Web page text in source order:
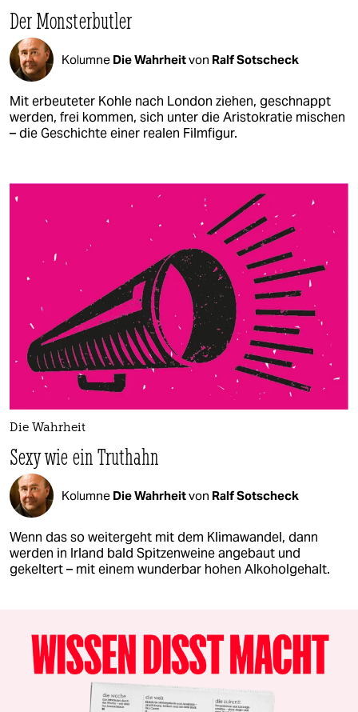
Der Monsterbutler
Kolumne Die Wahrheitvon Ralf Sotscheck
Mit erbeuteter Kohle nach London ziehen, geschnappt
werden, frei kommen, sich unter die Aristokratie mischen
– die Geschichte einer realen Filmfigur.
Die Wahrheit
Sexy wie ein Truthahn
Kolumne Die Wahrheitvon Ralf Sotscheck
Wenn das so weitergeht mit dem Klimawandel, dann
werden in Irland bald Spitzenweine angebaut und
gekeltert – mit einem wunderbar hohen Alkoholgehalt.